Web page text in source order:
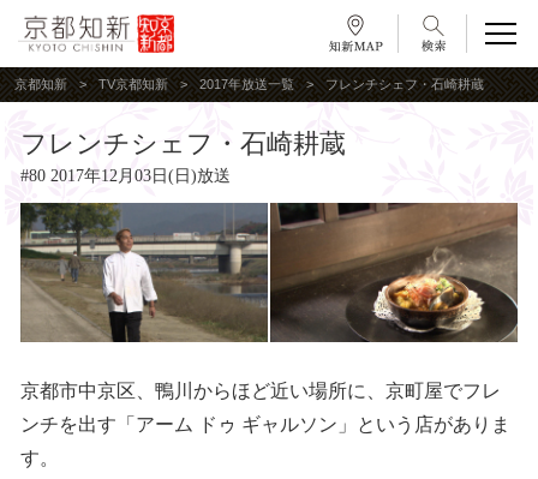
京都知新 TV京都知新 2017年放送一覧 フレンチシェフ・石崎耕蔵
フレンチシェフ・石崎耕蔵
#80 2017年12月03日(日)放送
京都市中京区、鴨川からほど近い場所に、京町屋でフレ
ンチを出す「アーム ドゥ ギャルソン」という店がありま
す。